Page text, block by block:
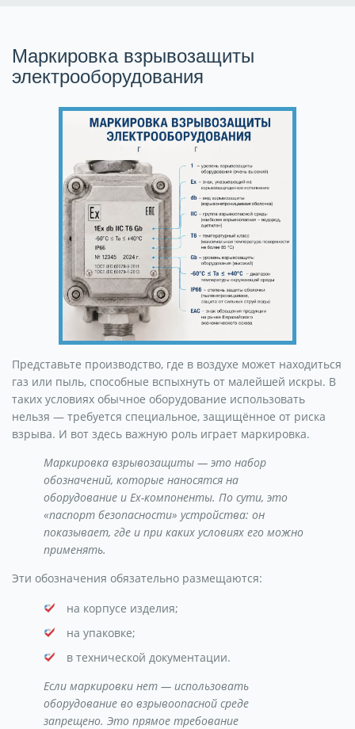
Маркировка взрывозащиты
электрооборудования
Представьте производство, где в воздухе может находиться
газ или пыль, способные вспыхнуть от малейшей искры. В
таких условиях обычное оборудование использовать
нельзя — требуется специальное, защищённое от риска
взрыва. И вот здесь важную роль играет маркировка.
Маркировка взрывозащиты — это набор
обозначений, которые наносятся на
оборудование и Ex-компоненты. По сути, это
«паспорт безопасности» устройства: он
показывает, где и при каких условиях его можно
применять.
Эти обозначения обязательно размещаются:
на корпусе изделия;
на упаковке;
в технической документации.
Если маркировки нет — использовать
оборудование во взрывоопасной среде
запрещено. Это прямое требование